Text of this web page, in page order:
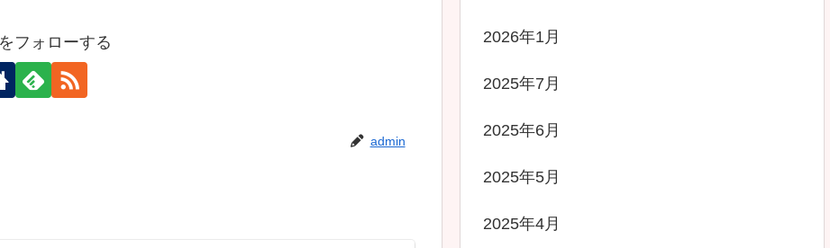
フォローする
admin
2026年1月
2025年7月
2025年6月
2025年5月
2025年4月